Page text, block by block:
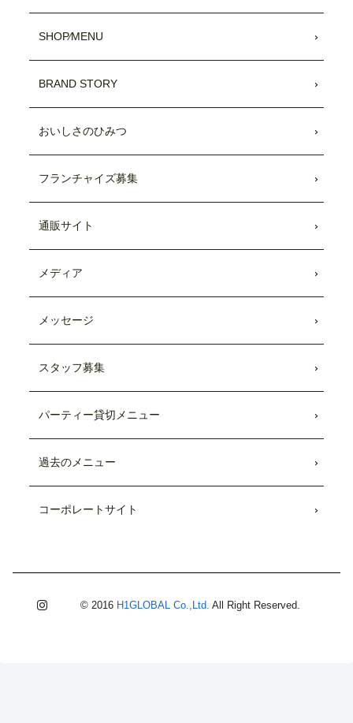
SHOP⁄MENU
BRAND STORY
おいしさのひみつ
フランチャイズ募集
通販サイト
メディア
メッセージ
スタッフ募集
パーティー貸切メニュー
過去のメニュー
コーポレートサイト
© 2016 H1GLOBAL Co.,Ltd. All Right Reserved.